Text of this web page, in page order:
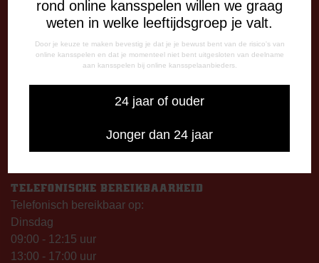
rond online kansspelen willen we graag
weten in welke leeftijdsgroep je valt.
Door je keuze te maken bevestig je dat je je bewust bent van de risico's van
online kansspelen en dat je momenteel niet bent uitgesloten van deelname
aan kansspelen bij online kansspelaanbieders.
24 jaar of ouder
Jonger dan 24 jaar
De Oude Meerdijk
Maandag: 09.00 – 17.00 uur
Dinsdag t/m vrijdag:
Op thuiswedstrijddagen geopend vanaf 13.00 uur (i.p.v.
09.00 uur).
TELEFONISCHE BEREIKBAARHEID
Telefonisch bereikbaar op:
Dinsdag
09:00 - 12:15 uur
13:00 - 17:00 uur